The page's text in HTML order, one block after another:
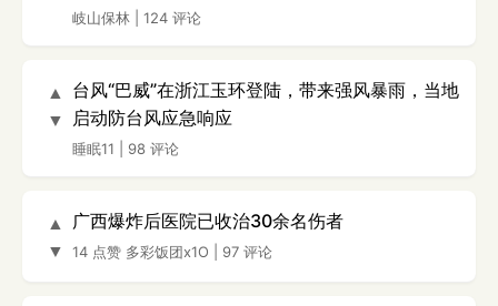
岐山保林 124 评论
▲
▼
台风“巴威”在浙江玉环登陆，带来强风暴雨，当地
启动防台风应急响应
睡眠11 98 评论
▲
▼
广西爆炸后医院已收治30余名伤者
14 点赞 多彩饭团x1O 97 评论